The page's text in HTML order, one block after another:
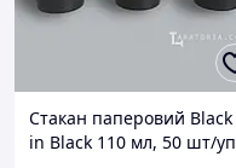
Стакан паперовий Black
in Black 110 мл, 50 шт/уп